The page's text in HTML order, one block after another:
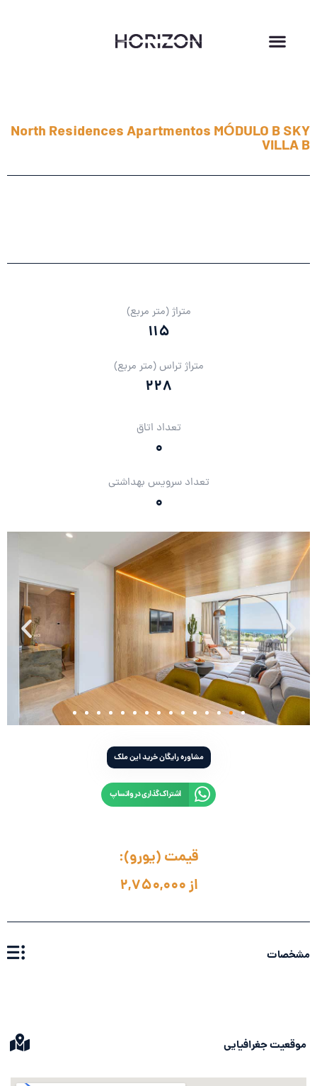
North Residences Apartmentos MÓDULO B SKY
VILLA B
متراژ (متر مربع)
115
متراژ تراس (متر مربع)
228
تعداد اتاق
0
تعداد سرویس بهداشتی
0
مشاوره رایگان خرید این ملک
اشتراک‌گذاری در واتساپ
قیمت (یورو):
از 2,750,000
مشخصات
موقعیت جغرافیایی